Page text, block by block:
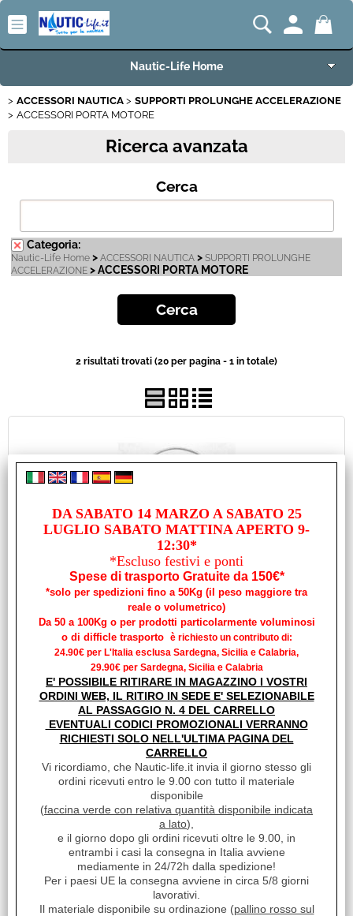
Nautic-Life Home
Accessori e Ricambi
Imbarcazioni e Motori
Carrelli Porta Barca
Best Seller
Fineserie e Occasioni
Usato
ACCESSORI NAUTICA
SUPPORTI PROLUNGHE ACCELERAZIONE
ACCESSORI PORTA MOTORE
Ricerca avanzata
Cerca
Categoria:
Nautic-Life Home > ACCESSORI NAUTICA > SUPPORTI PROLUNGHE
ACCELERAZIONE > ACCESSORI PORTA MOTORE
2 risultati trovati (20 per pagina - 1 in totale)
CAVO SICUREZZA 25 HP
18690
Disponibilità:
Disponibile su Ordinazione in circa 10/20gg (Tempistica indicativa
non vincolante)
Prezzo:
Sconto 40.1%
DA SABATO 14 MARZO A SABATO 25
LUGLIO SABATO MATTINA APERTO 9-
12:30*
*Escluso festivi e ponti
Spese di trasporto Gratuite da 150€*
*solo per spedizioni fino a 50Kg (il peso maggiore tra
reale o volumetrico)
Da 50 a 100Kg o per prodotti particolarmente voluminosi
o di difficle trasporto è richiesto un contributo di:
24.90€ per L'Italia esclusa Sardegna, Sicilia e Calabria,
29.90€ per Sardegna, Sicilia e Calabria
E' POSSIBILE RITIRARE IN MAGAZZINO I VOSTRI
ORDINI WEB, IL RITIRO IN SEDE E' SELEZIONABILE
AL PASSAGGIO N. 4 DEL CARRELLO
EVENTUALI CODICI PROMOZIONALI VERRANNO
RICHIESTI SOLO NELL'ULTIMA PAGINA DEL
CARRELLO
Vi ricordiamo, che Nautic-life.it invia il giorno stesso gli
ordini ricevuti entro le 9.00 con tutto il materiale
disponibile
(faccina verde con relativa quantità disponibile indicata
a lato),
e il giorno dopo gli ordini ricevuti oltre le 9.00, in
entrambi i casi la consegna in Italia avviene
mediamente in 24/72h dalla spedizione!
Per i paesi UE la consegna avviene in circa 5/8 giorni
lavorativi.
Il materiale disponibile su ordinazione (pallino rosso sul